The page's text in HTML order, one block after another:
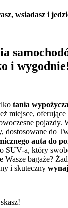
wsiadasz i
i
tania
miejsce,
pojazdy.
dostosowane do
auta do
SUV-a, który
Wasze bagaże?
i skuteczny